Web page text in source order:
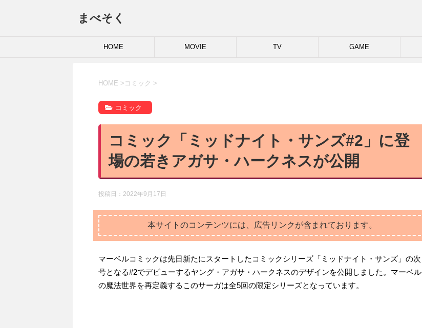
まべそく
HOME MOVIE TV GAME
HOME > コミック >
コミック
コミック「ミッドナイト・サンズ#2」に登
場の若きアガサ・ハークネスが公開
投稿日： 2022年9月17日
本サイトのコンテンツには、広告リンクが含まれております。
マーベルコミックは先日新たにスタートしたコミックシリーズ「ミッドナイト・サンズ」の次
号となる#2でデビューするヤング・アガサ・ハークネスのデザインを公開しました。マーベル
の魔法世界を再定義するこのサーガは全5回の限定シリーズとなっています。